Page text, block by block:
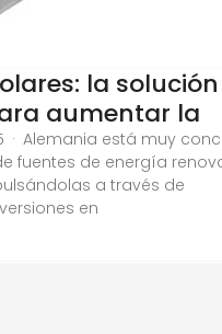
la
aumentar la
· Alemania está muy
fuentes de energía
a través de
en